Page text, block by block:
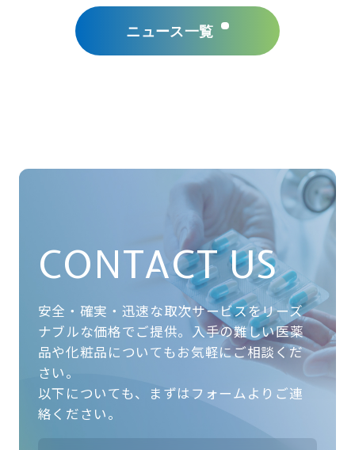
ニュース一覧
CONTACT US
安全・確実・迅速な取次サービスをリーズ
ナブルな価格でご提供。 入手の難しい医薬
品や化粧品についてもお気軽にご相談くだ
さい。
以下についても、まずはフォームよりご連
絡ください。